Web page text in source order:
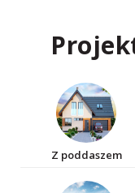
Z poddaszem